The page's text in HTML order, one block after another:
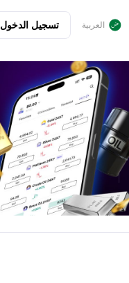
العربية تسجيل الدخول